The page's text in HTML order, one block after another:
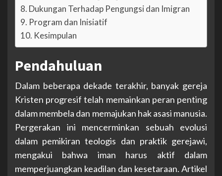
Dukungan Terhadap Pengungsi dan Imigran
Program dan Inisiatif
Kesimpulan
Pendahuluan
Dalam beberapa dekade terakhir, banyak gereja
Kristen progresif telah memainkan peran penting
dalam membela dan memajukan hak asasi manusia.
Pergerakan ini mencerminkan sebuah evolusi
dalam pemikiran teologis dan praktik gerejawi,
mengakui bahwa iman harus aktif dalam
memperjuangkan keadilan dan kesetaraan. Artikel